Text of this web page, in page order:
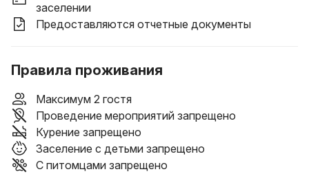
заселении
Предоставляются отчетные документы
Правила проживания
Максимум 2 гостя
Проведение мероприятий запрещено
Курение запрещено
Заселение с детьми запрещено
С питомцами запрещено